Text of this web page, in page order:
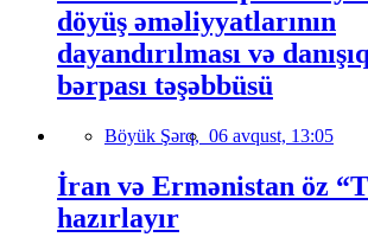
döyüş əməliyyatlarının
dayandırılması və
bərpası təşəbbüsü
Böyük Şərq, 06 avqust, 13:05
İran və Ermənistan öz
hazırlayır